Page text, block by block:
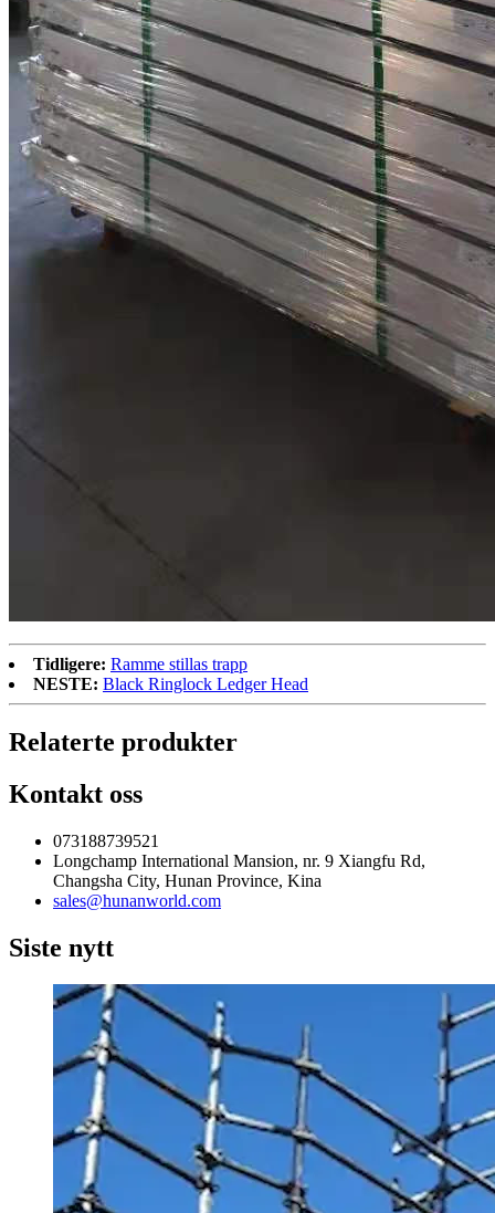
Tidligere: Ramme stillas trapp
NESTE: Black Ringlock Ledger Head
Relaterte produkter
Kontakt oss
073188739521
Longchamp International Mansion, nr. 9 Xiangfu Rd,
Changsha City, Hunan Province, Kina
sales@hunanworld.com
Siste nytt